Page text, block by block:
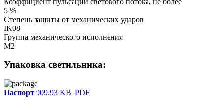
5 %
Степень защиты от механических ударов
IK08
Группа механического исполнения
M2
Упаковка светильника:
Паспорт 909.93 KB .PDF